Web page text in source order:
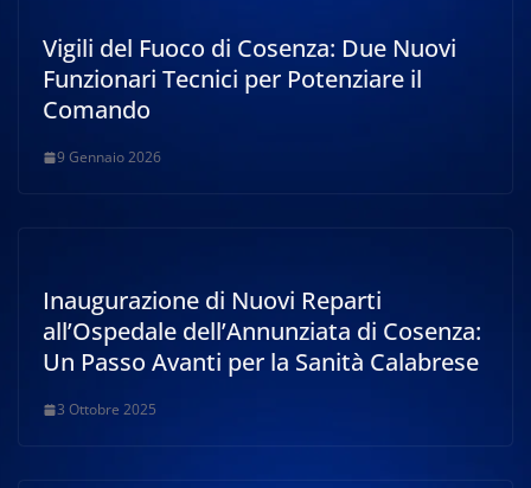
Vigili del Fuoco di Cosenza: Due Nuovi
Funzionari Tecnici per Potenziare il
Comando
9 Gennaio 2026
Inaugurazione di Nuovi Reparti
all’Ospedale dell’Annunziata di Cosenza:
Un Passo Avanti per la Sanità Calabrese
3 Ottobre 2025